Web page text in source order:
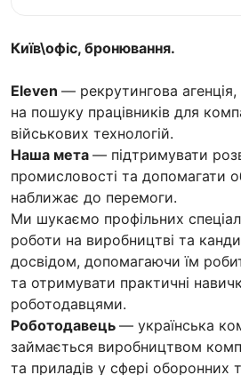
Київ\офіс, бронювання.
Eleven — рекрутингова агенція,
на пошуку працівників для
військових технологій.
Наша мета — підтримувати
промисловості та допомагати
наближає до перемоги.
Ми шукаємо профільних
роботи на виробництві та
досвідом, допомагаючи їм
та отримувати практичні
роботодавцями.
Роботодавець — українська
займається виробництвом
та приладів у сфері оборонних